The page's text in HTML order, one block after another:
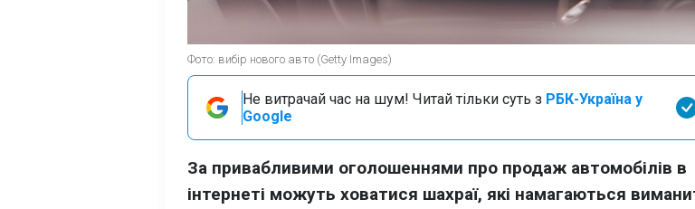
Фото: вибір нового авто (Getty Images)
Не витрачай час на шум! Читай тільки суть з РБК-Україна у
Google
За привабливими оголошеннями про продаж автомобілів в
інтернеті можуть ховатися шахраї, які намагаються